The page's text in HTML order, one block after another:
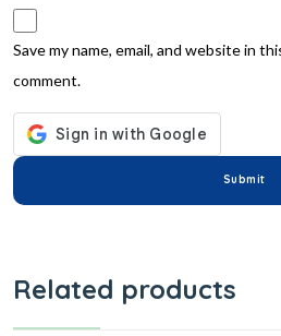
Save my name, email, and website in
comment.
Related products